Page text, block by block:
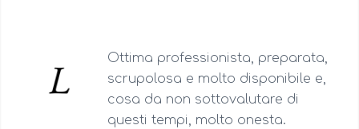
Ottima professionista, preparata,
scrupolosa e molto disponibile e,
cosa da non sottovalutare di
questi tempi, molto onesta.